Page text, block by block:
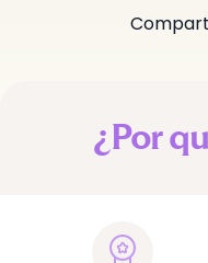
¿Por